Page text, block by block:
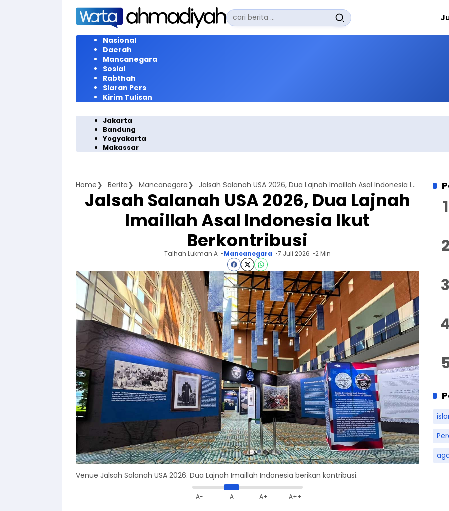
Langsung
konten
Pencarian
untuk:
Nasional
Daerah
Mancanegara
Sosial
Rabthah
Siaran Pers
Kirim Tulisan
Jakarta
Bandung
Yogyakarta
Makassar
Home Berita Mancanegara Jalsah Salanah USA 2026, Dua Lajnah Imaillah Asal Indonesia Ikut Berkontribusi
Jalsah Salanah USA 2026, Dua Lajnah
Imaillah Asal Indonesia Ikut
Berkontribusi
Talhah Lukman A Mancanegara 7 Juli 2026 2 Min
Venue Jalsah Salanah USA 2026. Dua Lajnah Imaillah Indonesia berikan kontribusi.
A- A A+ A++